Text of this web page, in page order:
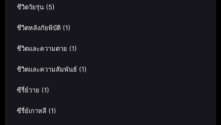
ชีวิตวัยรุ่น (5)
ชีวิตหลังภัยพิบัติ (1)
ชีวิตและความตาย (1)
ชีวิตและความสัมพันธ์ (1)
ซีรี่ย์วาย (1)
ซีรี่ย์เกาหลี (1)